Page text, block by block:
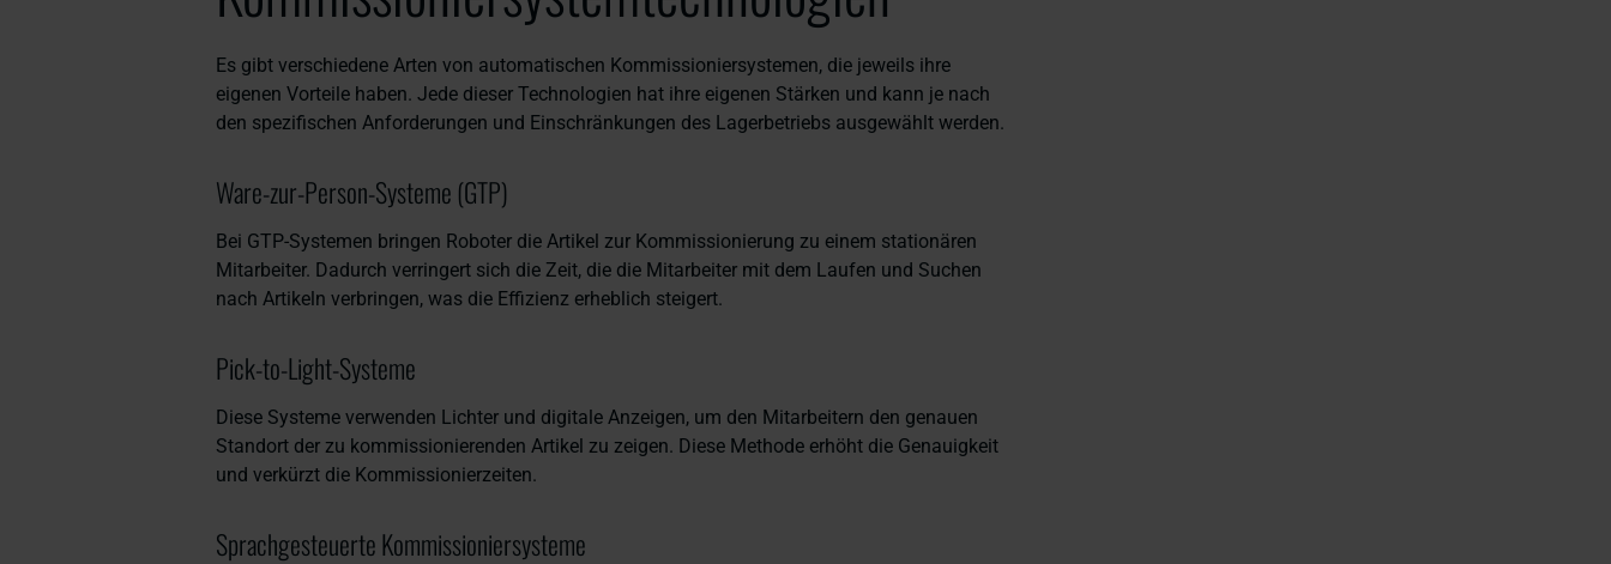
Es gibt verschiedene Arten von automatischen Kommissioniersystemen, die jeweils ihre
eigenen Vorteile haben. Jede dieser Technologien hat ihre eigenen Stärken und kann je nach
den spezifischen Anforderungen und Einschränkungen des Lagerbetriebs ausgewählt werden.
Ware-zur-Person-Systeme (GTP)
Bei GTP-Systemen bringen Roboter die Artikel zur Kommissionierung zu einem stationären
Mitarbeiter. Dadurch verringert sich die Zeit, die die Mitarbeiter mit dem Laufen und Suchen
nach Artikeln verbringen, was die Effizienz erheblich steigert.
Pick-to-Light-Systeme
Diese Systeme verwenden Lichter und digitale Anzeigen, um den Mitarbeitern den genauen
Standort der zu kommissionierenden Artikel zu zeigen. Diese Methode erhöht die Genauigkeit
und verkürzt die Kommissionierzeiten.
Sprachgesteuerte Kommissioniersysteme